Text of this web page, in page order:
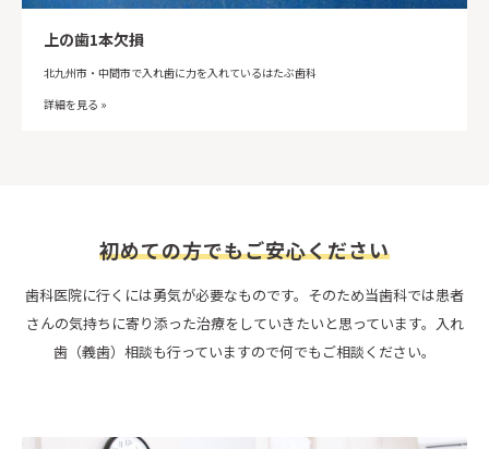
上の歯1本欠損
北九州市・中間市で入れ歯に力を入れているはたぶ歯科
詳細を見る »
初めての方でもご安心ください
歯科医院に行くには勇気が必要なものです。そのため当歯科では患者
さんの気持ちに寄り添った治療をしていきたいと思っています。入れ
歯（義歯）相談も行っていますので何でもご相談ください。